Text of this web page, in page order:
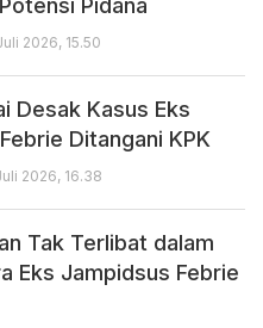
Pidana
2026, 15.50
Desak Kasus Eks
Ditangani KPK
2026, 16.38
Tak Terlibat dalam
Eks Jampidsus Febrie